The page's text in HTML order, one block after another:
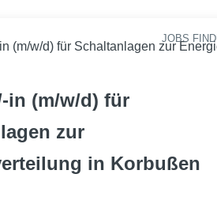
JOBS
(m/w/d) für Schaltanlagen zur
in (m/w/d) für
zur
in Korbußen